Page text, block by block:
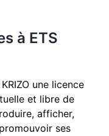
à ETS
une licence
et libre de
afficher,
ses